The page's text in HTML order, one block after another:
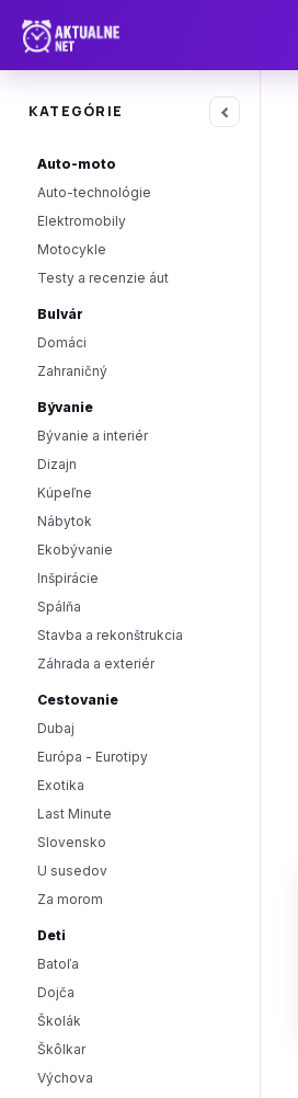
KATEGÓRIE ‹
Auto-moto
Auto-technológie
Elektromobily
Motocykle
Testy a recenzie áut
Bulvár
Domáci
Zahraničný
Bývanie
Bývanie a interiér
Dizajn
Kúpeľne
Nábytok
Ekobývanie
Inšpirácie
Spálňa
Stavba a rekonštrukcia
Záhrada a exteriér
Cestovanie
Dubaj
Európa - Eurotipy
Exotika
Last Minute
Slovensko
U susedov
Za morom
Deti
Batoľa
Dojča
Školák
Škôlkar
Výchova